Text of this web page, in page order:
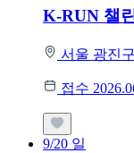
K-RUN 챌
서울 광진
접수
9/20 일